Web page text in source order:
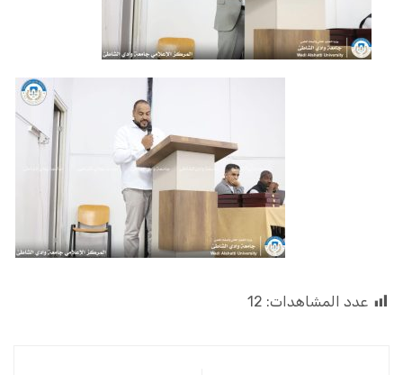
عدد المشاهدات: 12